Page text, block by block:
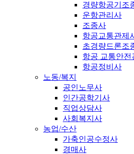
경량항공기조
운항관리사
조종사
항공교통관제
초경량드론조
항공 교통안전
항공정비사
노동/복지
공인노무사
인간공학기사
직업상담사
사회복지사
농업/수산
가축인공수정사
경매사